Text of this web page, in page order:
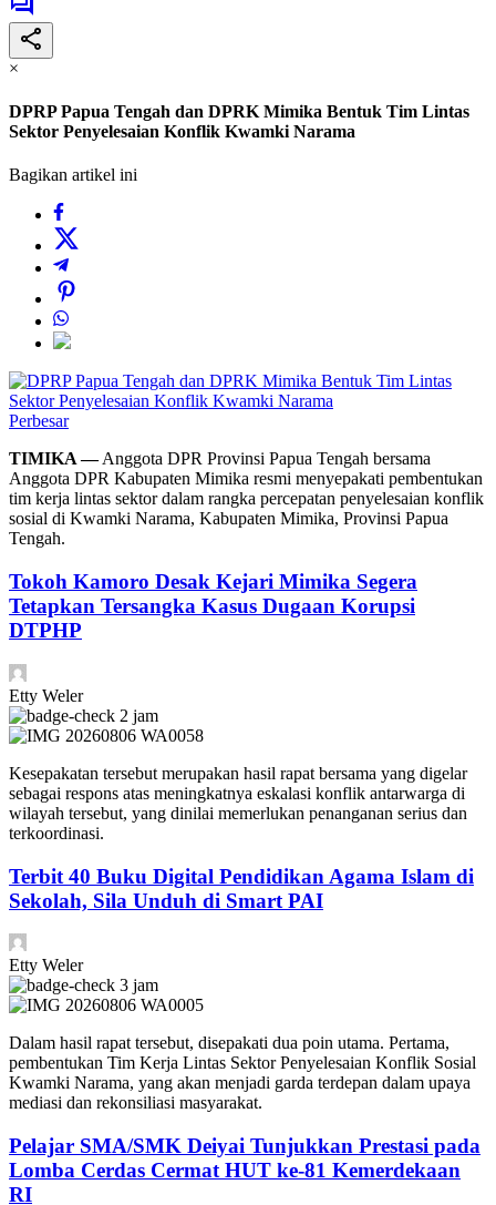
×
DPRP Papua Tengah dan DPRK Mimika Bentuk Tim Lintas
Sektor Penyelesaian Konflik Kwamki Narama
Bagikan artikel ini
Perbesar
TIMIKA —Anggota DPR Provinsi Papua Tengah bersama
Anggota DPR Kabupaten Mimika resmi menyepakati pembentukan
tim kerja lintas sektor dalam rangka percepatan penyelesaian konflik
sosial di Kwamki Narama, Kabupaten Mimika, Provinsi Papua
Tengah.
Tokoh Kamoro Desak Kejari Mimika Segera
Tetapkan Tersangka Kasus Dugaan Korupsi
DTPHP
Etty Weler
2 jam
Kesepakatan tersebut merupakan hasil rapat bersama yang digelar
sebagai respons atas meningkatnya eskalasi konflik antarwarga di
wilayah tersebut, yang dinilai memerlukan penanganan serius dan
terkoordinasi.
Terbit 40 Buku Digital Pendidikan Agama Islam di
Sekolah, Sila Unduh di Smart PAI
Etty Weler
3 jam
Dalam hasil rapat tersebut, disepakati dua poin utama. Pertama,
pembentukan Tim Kerja Lintas Sektor Penyelesaian Konflik Sosial
Kwamki Narama, yang akan menjadi garda terdepan dalam upaya
mediasi dan rekonsiliasi masyarakat.
Pelajar SMA/SMK Deiyai Tunjukkan Prestasi pada
Lomba Cerdas Cermat HUT ke-81 Kemerdekaan
RI